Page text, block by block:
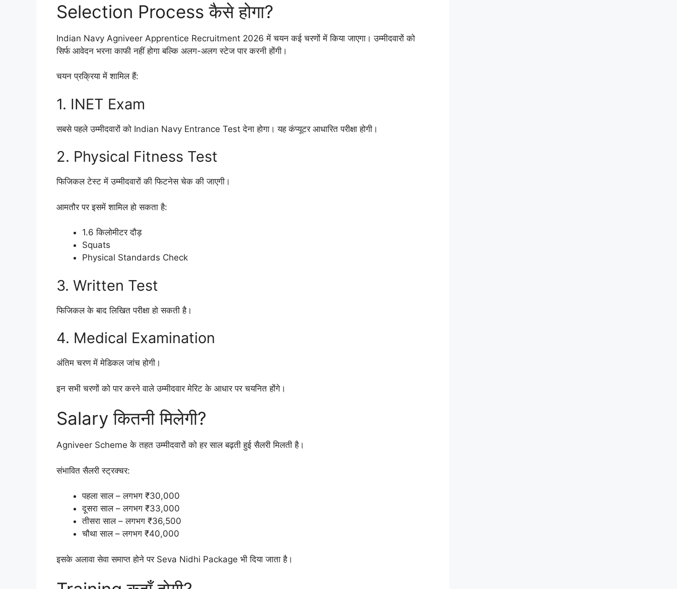
Selection Process कैसे होगा?
Indian Navy Agniveer Apprentice Recruitment 2026 में चयन कई चरणों में किया जाएगा। उम्मीदवारों को
सिर्फ आवेदन भरना काफी नहीं होगा बल्कि अलग-अलग स्टेज पार करनी होंगी।
चयन प्रक्रिया में शामिल हैं:
1. INET Exam
सबसे पहले उम्मीदवारों को Indian Navy Entrance Test देना होगा। यह कंप्यूटर आधारित परीक्षा होगी।
2. Physical Fitness Test
फिजिकल टेस्ट में उम्मीदवारों की फिटनेस चेक की जाएगी।
आमतौर पर इसमें शामिल हो सकता है:
1.6 किलोमीटर दौड़
Squats
Physical Standards Check
3. Written Test
फिजिकल के बाद लिखित परीक्षा हो सकती है।
4. Medical Examination
अंतिम चरण में मेडिकल जांच होगी।
इन सभी चरणों को पार करने वाले उम्मीदवार मेरिट के आधार पर चयनित होंगे।
Salary कितनी मिलेगी?
Agniveer Scheme के तहत उम्मीदवारों को हर साल बढ़ती हुई सैलरी मिलती है।
संभावित सैलरी स्ट्रक्चर:
पहला साल – लगभग ₹30,000
दूसरा साल – लगभग ₹33,000
तीसरा साल – लगभग ₹36,500
चौथा साल – लगभग ₹40,000
इसके अलावा सेवा समाप्त होने पर Seva Nidhi Package भी दिया जाता है।